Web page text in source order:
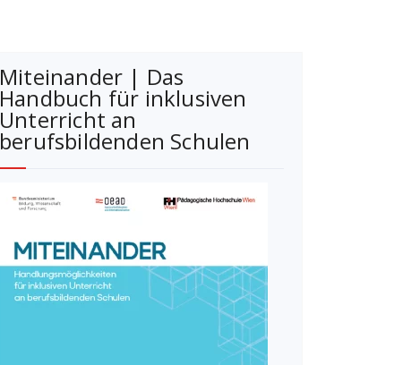
Miteinander | Das
Handbuch für inklusiven
Unterricht an
berufsbildenden Schulen